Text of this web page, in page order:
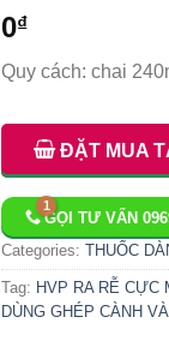
0₫
Quy cách: chai
ĐẶT MUA
GỌI TƯ VẤN
Categories: THUỐC
Tag: HVP RA RỄ CỰC
DÙNG GHÉP CÀNH